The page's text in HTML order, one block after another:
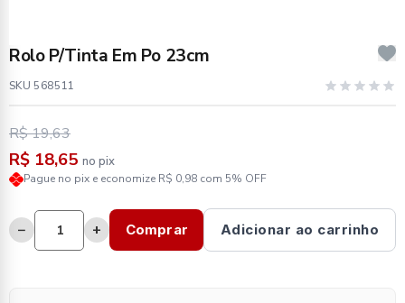
Rolo P/Tinta Em Po 23cm
SKU 568511
R$ 19,63
R$ 18,65 no pix
Pague no pix e economize R$ 0,98 com 5% OFF
− + Comprar Adicionar ao carrinho